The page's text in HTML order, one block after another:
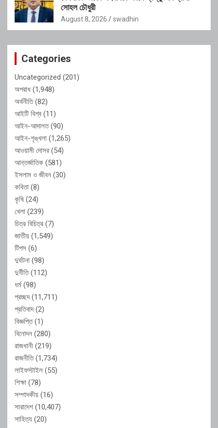
সোহল চৌধুরী
August 8, 2026 swadhin
Categories
Uncategorized (201)
অপরাধ (1,948)
অর্থনীতি(82)
আইটি বিশ্ব (11)
আইন-আদালত(90)
আইন-শৃঙ্খলা (1,265)
আওয়ামী দোসর (54)
আন্তর্জাতিক (581)
ইসলাম ও জীবন (30)
কবিতা (8)
কৃষি (24)
খেলা (239)
চিত্র বিচিত্র (7)
জাতীয় (1,549)
টিপস (6)
দুর্ঘটনা (98)
দুর্নীতি(112)
ধর্ম(98)
প্রচ্ছদ(11,711)
প্রতিবাদ(2)
বিজ্ঞপ্তি(1)
বিনোদন (280)
রাজধানী (219)
রাজনীতি(1,734)
লাইফস্টাইল (55)
শিক্ষা (78)
সম্পাদকীয় (16)
সারাদেশ (10,407)
সাহিত্য (20)